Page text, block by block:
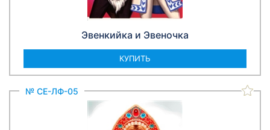
Эвенкийка и Эвеночка
КУПИТЬ
№ СЕ-ЛФ-05